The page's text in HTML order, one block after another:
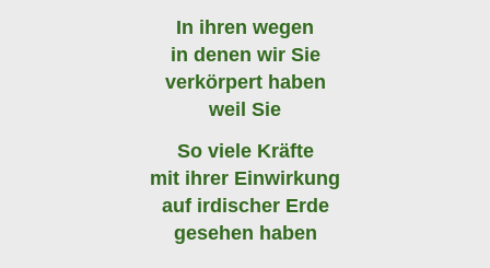
In ihren wegen
in denen wir Sie
verkörpert haben
weil Sie
So viele Kräfte
mit ihrer Einwirkung
auf irdischer Erde
gesehen haben